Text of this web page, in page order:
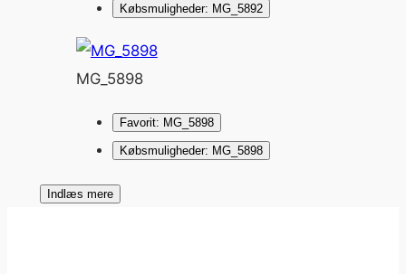
Købsmuligheder: MG_5892
MG_5898
Favorit: MG_5898
Købsmuligheder: MG_5898
Indlæs mere